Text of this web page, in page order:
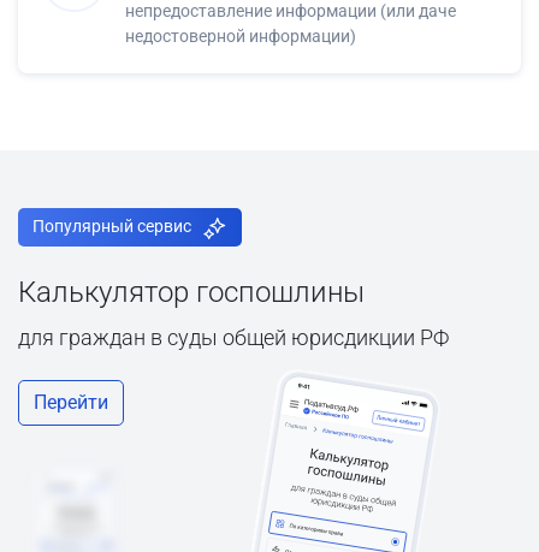
непредоставление информации (или даче
недостоверной информации)
Популярный сервис
Калькулятор госпошлины
для граждан в суды общей юрисдикции РФ
Перейти